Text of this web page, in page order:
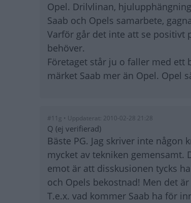
Opel. Drilvlinan,
Saab och Opels samarbete,
Varför går det inte att se positivt
behöver.
Företaget står ju o faller med
märket Saab mer än Opel. Opel
#11g • Uppdaterat: 2010-02-28 21:28
Q (ej verifierad)
Bäste PG. Jag skriver inte
mycket av tekniken gemensamt.
emot är att disskusionen tycks
och Opels bekostnad! Men det
T.e.x. vad kommer Saab ha för